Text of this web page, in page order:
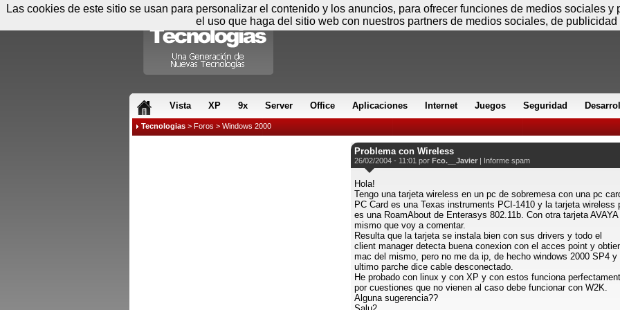
Vista XP 9x Server Office Aplicaciones Internet Juegos Seguridad
Tecnologias > Foros > Windows 2000
Problema con Wireless
26/02/2004 - 11:01 por Fco.__Javier | Informe spam
Hola!
Tengo una tarjeta wireless en un pc de sobremesa con una pc
PC Card es una Texas instruments PCI-1410 y la tarjeta wireless
es una RoamAbout de Enterasys 802.11b. Con otra tarjeta
mismo que voy a comentar.
Resulta que la tarjeta se instala bien con sus drivers y todo el
client manager detecta buena conexion con el acces point y
mac del mismo, pero no me da ip, de hecho windows 2000 SP4 y
ultimo parche dice cable desconectado.
He probado con linux y con XP y con estos funciona
por cuestiones que no vienen al caso debe funcionar con W2K.
Alguna sugerencia??
Las cookies de este sitio se usan para personalizar el contenido y los anuncios, para ofrecer funciones de medios sociales
el uso que haga del sitio web con nuestros partners de medios sociales, de